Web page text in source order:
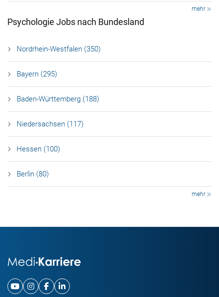
mehr
Psychologie Jobs nach Bundesland
Nordrhein-Westfalen (350)
Bayern (295)
Baden-Württemberg (188)
Niedersachsen (117)
Hessen (100)
Berlin (80)
mehr